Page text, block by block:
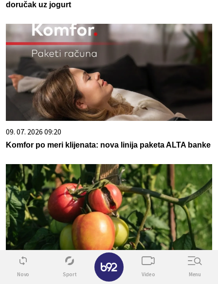
doručak uz jogurt
09. 07. 2026 09:20
Komfor po meri klijenata: nova linija paketa ALTA banke
07. 08. 2026 19:41
Novo Sport Video Menu
✕